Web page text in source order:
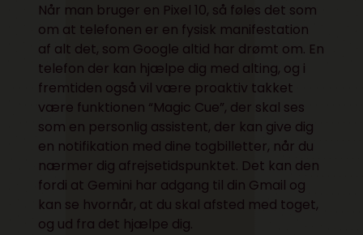
Når man bruger en Pixel 10, så føles det som
om at telefonen er en fysisk manifestation
af alt det, som Google altid har drømt om. En
telefon der kan hjælpe dig med alting, og i
fremtiden også vil være proaktiv takket
være funktionen “Magic Cue”, der skal ses
som en personlig assistent, der kan give dig
en notifikation med dine togbilletter, når du
nærmer dig afrejsetidspunktet. Det kan den
fordi at Gemini har adgang til din Gmail og
kan se hvornår, at du skal afsted med toget,
og ud fra det hjælpe dig.